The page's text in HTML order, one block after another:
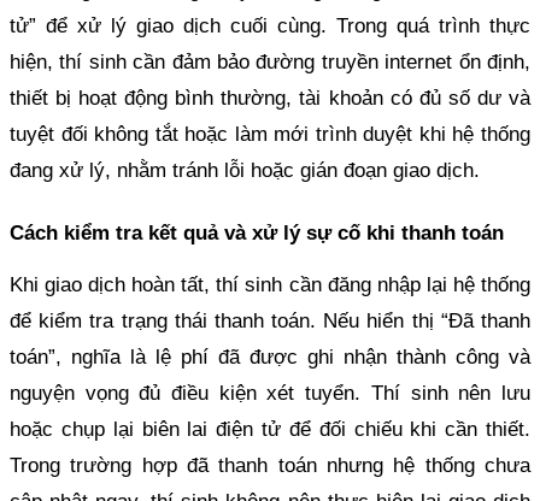
tử” để xử lý giao dịch cuối cùng. Trong quá trình thực
hiện, thí sinh cần đảm bảo đường truyền internet ổn định,
thiết bị hoạt động bình thường, tài khoản có đủ số dư và
tuyệt đối không tắt hoặc làm mới trình duyệt khi hệ thống
đang xử lý, nhằm tránh lỗi hoặc gián đoạn giao dịch.
Cách kiểm tra kết quả và xử lý sự cố khi thanh toán
Khi giao dịch hoàn tất, thí sinh cần đăng nhập lại hệ thống
để kiểm tra trạng thái thanh toán. Nếu hiển thị “Đã thanh
toán”, nghĩa là lệ phí đã được ghi nhận thành công và
nguyện vọng đủ điều kiện xét tuyển. Thí sinh nên lưu
hoặc chụp lại biên lai điện tử để đối chiếu khi cần thiết.
Trong trường hợp đã thanh toán nhưng hệ thống chưa